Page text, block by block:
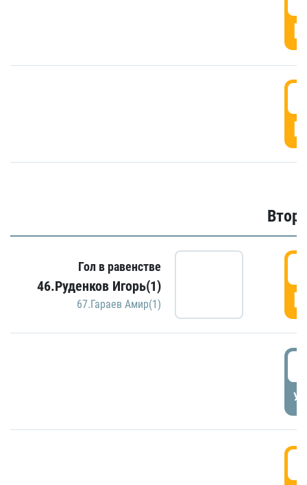
Гол в равенстве
46.Руденков Игорь(1)
67.Гараев Амир(1)